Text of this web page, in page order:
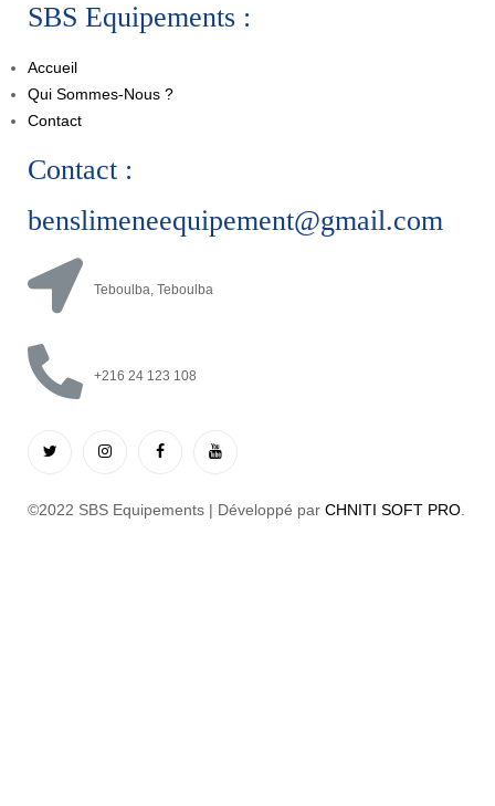
SBS Equipements :
Accueil
Qui Sommes-Nous ?
Contact
Contact :
benslimeneequipement@gmail.com
Teboulba, Teboulba
+216 24 123 108
©2022 SBS Equipements | Développé par CHNITI SOFT PRO.